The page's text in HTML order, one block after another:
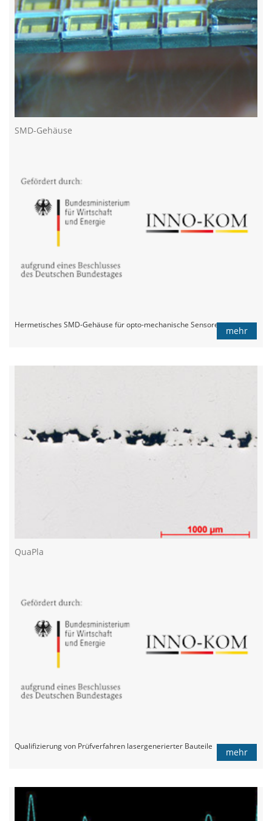
SMD-Gehäuse
Hermetisches SMD-Gehäuse für opto-mechanische Sensoren
mehr
QuaPla
Qualifizierung von Prüfverfahren lasergenerierter Bauteile
mehr